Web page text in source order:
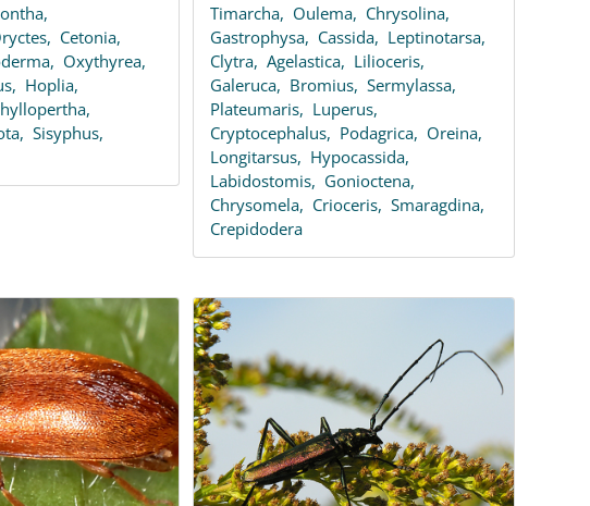
Cetonia,
Oxythyrea,
Hoplia,
Sisyphus,
Timarcha, Oulema, Chrysolina,
Gastrophysa, Cassida, Leptinotarsa,
Clytra,Agelastica, Lilioceris,
Galeruca, Bromius,Sermylassa,
Plateumaris, Luperus,
Cryptocephalus, Podagrica, Oreina,
Longitarsus, Hypocassida,
Labidostomis, Gonioctena,
Chrysomela, Crioceris,Smaragdina,
Crepidodera